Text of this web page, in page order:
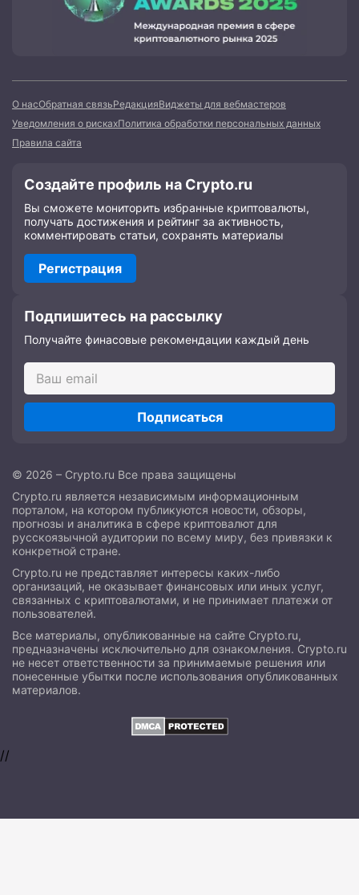
О насОбратная связьРедакцияВиджеты для вебмастеров
Уведомления о рискахПолитика обработки персональных данных
Правила сайта
Создайте профиль на Crypto.ru
Вы сможете мониторить избранные криптовалюты,
получать достижения и рейтинг за активность,
комментировать статьи, сохранять материалы
Регистрация
Подпишитесь на рассылку
Получайте финасовые рекомендации каждый день
Подписаться
© 2026 – Crypto.ru Все права защищены
Crypto.ru является независимым информационным
порталом, на котором публикуются новости, обзоры,
прогнозы и аналитика в сфере криптовалют для
русскоязычной аудитории по всему миру, без привязки к
конкретной стране.
Crypto.ru не представляет интересы каких-либо
организаций, не оказывает финансовых или иных услуг,
связанных с криптовалютами, и не принимает платежи от
пользователей.
Все материалы, опубликованные на сайте Crypto.ru,
предназначены исключительно для ознакомления. Crypto.ru
не несет ответственности за принимаемые решения или
понесенные убытки после использования опубликованных
материалов.
//